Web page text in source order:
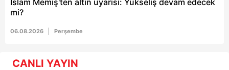
mi?
06.08.2026 Perşembe
CANLI YAYIN